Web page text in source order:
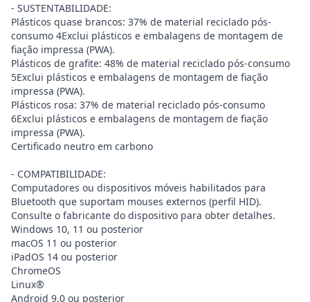
- SUSTENTABILIDADE:
Plásticos quase brancos: 37% de material reciclado pós-
consumo 4Exclui plásticos e embalagens de montagem de
fiação impressa (PWA).
Plásticos de grafite: 48% de material reciclado pós-consumo
5Exclui plásticos e embalagens de montagem de fiação
impressa (PWA).
Plásticos rosa: 37% de material reciclado pós-consumo
6Exclui plásticos e embalagens de montagem de fiação
impressa (PWA).
Certificado neutro em carbono
- COMPATIBILIDADE:
Computadores ou dispositivos móveis habilitados para
Bluetooth que suportam mouses externos (perfil HID).
Consulte o fabricante do dispositivo para obter detalhes.
Windows 10, 11 ou posterior
macOS 11 ou posterior
iPadOS 14 ou posterior
ChromeOS
Linux®
Android 9.0 ou posterior